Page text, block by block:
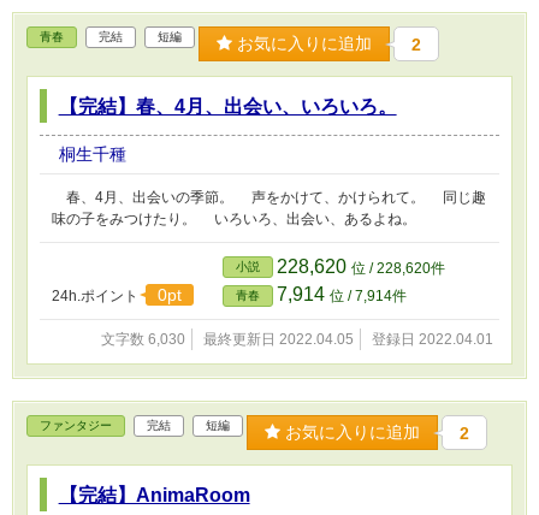
青春 完結 短編 お気に入りに追加 2
【完結】春、4月、出会い、いろいろ。
桐生千種
春、4月、出会いの季節。 声をかけて、かけられて。 同じ趣
味の子をみつけたり。 いろいろ、出会い、あるよね。
24h.ポイント 0pt
小説 228,620 位 / 228,620件
青春 7,914 位 / 7,914件
文字数 6,030 最終更新日 2022.04.05 登録日 2022.04.01
ファンタジー 完結 短編 お気に入りに追加 2
【完結】AnimaRoom